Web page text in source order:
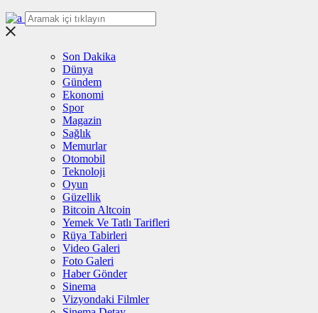
Son Dakika
Dünya
Gündem
Ekonomi
Spor
Magazin
Sağlık
Memurlar
Otomobil
Teknoloji
Oyun
Güzellik
Bitcoin Altcoin
Yemek Ve Tatlı Tarifleri
Rüya Tabirleri
Video Galeri
Foto Galeri
Haber Gönder
Sinema
Vizyondaki Filmler